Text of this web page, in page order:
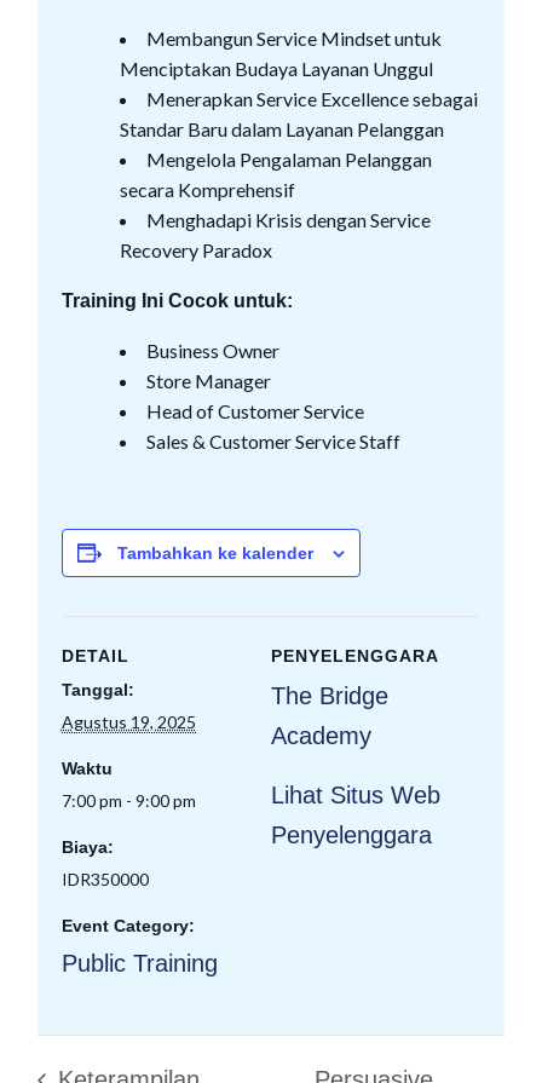
Membangun Service Mindset untuk
Menciptakan Budaya Layanan Unggul
Menerapkan Service Excellence sebagai
Standar Baru dalam Layanan Pelanggan
Mengelola Pengalaman Pelanggan
secara Komprehensif
Menghadapi Krisis dengan Service
Recovery Paradox
Training Ini Cocok untuk:
Business Owner
Store Manager
Head of Customer Service
Sales & Customer Service Staff
Tambahkan ke kalender
DETAIL
Tanggal:
Agustus 19, 2025
Waktu
7:00 pm - 9:00 pm
Biaya:
IDR350000
Event Category:
Public Training
PENYELENGGARA
The Bridge
Academy
Lihat Situs Web
Penyelenggara